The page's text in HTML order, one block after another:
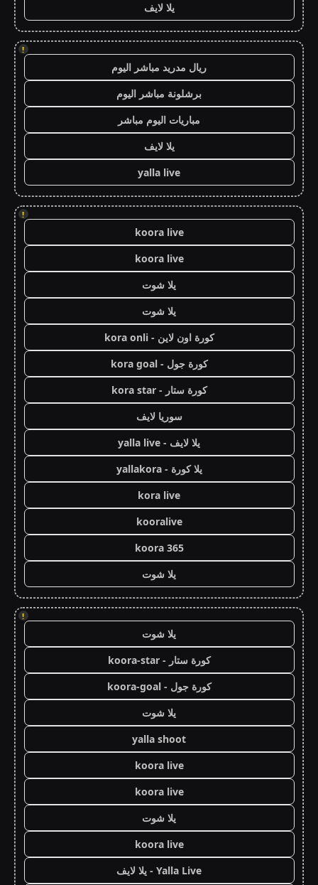
يلا لايف
!
ريال مدريد مباشر اليوم
برشلونة مباشر اليوم
مباريات اليوم مباشر
يلا لايف
yalla live
!
koora live
koora live
يلا شوت
يلا شوت
كورة اون لاين - kora onli
كورة جول - kora goal
كورة ستار - kora star
سوريا لايف
يلا لايف - yalla live
يلا كورة - yallakora
kora live
kooralive
koora 365
يلا شوت
!
يلا شوت
كورة ستار - koora-star
كورة جول - koora-goal
يلا شوت
yalla shoot
koora live
koora live
يلا شوت
koora live
Yalla Live - يلا لايف